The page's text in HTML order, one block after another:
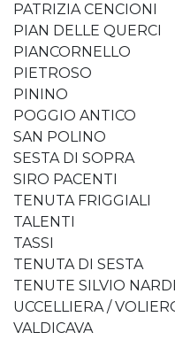
PATRIZIA CENCIONI
PIAN DELLE QUERCI
PIANCORNELLO
PIETROSO
PININO
POGGIO ANTICO
SAN POLINO
SESTA DI SOPRA
SIRO PACENTI
TENUTA FRIGGIALI
TALENTI
TASSI
TENUTA DI SESTA
TENUTE SILVIO NARDI
UCCELLIERA /
VALDICAVA